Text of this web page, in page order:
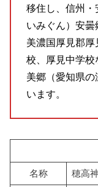
移住し、信州
いみぐん）安曇
美濃国厚見郡
校、厚見中学
美郷（愛知県
います。
名称 穂高